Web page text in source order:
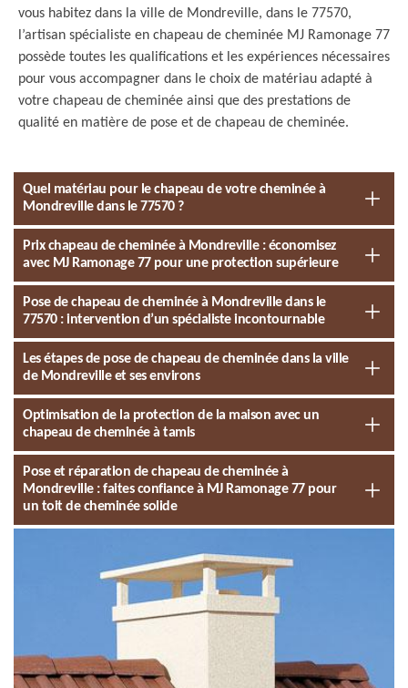
vous habitez dans la ville de Mondreville, dans le 77570,
l’artisan spécialiste en chapeau de cheminée MJ Ramonage 77
possède toutes les qualifications et les expériences nécessaires
pour vous accompagner dans le choix de matériau adapté à
votre chapeau de cheminée ainsi que des prestations de
qualité en matière de pose et de chapeau de cheminée.
Quel matériau pour le chapeau de votre cheminée à
Mondreville dans le 77570 ?
Prix chapeau de cheminée à Mondreville : économisez
avec MJ Ramonage 77 pour une protection supérieure
Pose de chapeau de cheminée à Mondreville dans le
77570 : intervention d’un spécialiste incontournable
Les étapes de pose de chapeau de cheminée dans la ville
de Mondreville et ses environs
Optimisation de la protection de la maison avec un
chapeau de cheminée à tamis
Pose et réparation de chapeau de cheminée à
Mondreville : faites confiance à MJ Ramonage 77 pour
un toit de cheminée solide